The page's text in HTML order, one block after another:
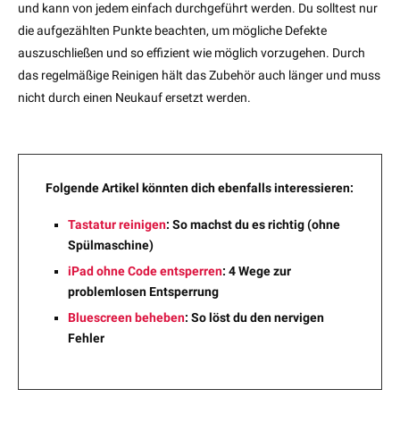
und kann von jedem einfach durchgeführt werden. Du solltest nur
die aufgezählten Punkte beachten, um mögliche Defekte
auszuschließen und so effizient wie möglich vorzugehen. Durch
das regelmäßige Reinigen hält das Zubehör auch länger und muss
nicht durch einen Neukauf ersetzt werden.
Folgende Artikel könnten dich ebenfalls interessieren:
Tastatur reinigen: So machst du es richtig (ohne
Spülmaschine)
iPad ohne Code entsperren: 4 Wege zur
problemlosen Entsperrung
Bluescreen beheben: So löst du den nervigen
Fehler